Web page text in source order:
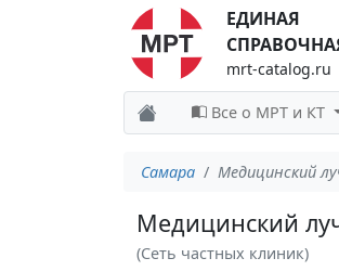
ЕДИНАЯ
mrt-catalog.ru
Все о МРТ и КТ
Самара Медицинский
Медицинский
(Сеть частных клиник)